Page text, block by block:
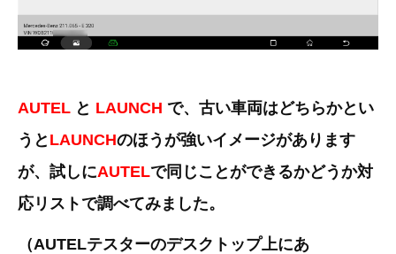
ホイールロック取り外しツール（6）
その他（12）
AUTEL と LAUNCH で、古い車両はどちらかとい
うと LAUNCHのほうが強いイメージがあります
が、試しにAUTELで同じことができるかどうか対
応リストで調べてみました。
（AUTELテスターのデスクトップ上にあ